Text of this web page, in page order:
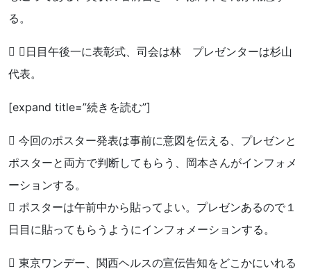
る。
 ２日目午後一に表彰式、司会は林 プレゼンターは杉山
代表。
[expand title=”続きを読む”]
 今回のポスター発表は事前に意図を伝える、プレゼンと
ポスターと両方で判断してもらう、岡本さんがインフォメ
ーションする。
 ポスターは午前中から貼ってよい。プレゼンあるので１
日目に貼ってもらうようにインフォメーションする。
 東京ワンデー、関西ヘルスの宣伝告知をどこかにいれる